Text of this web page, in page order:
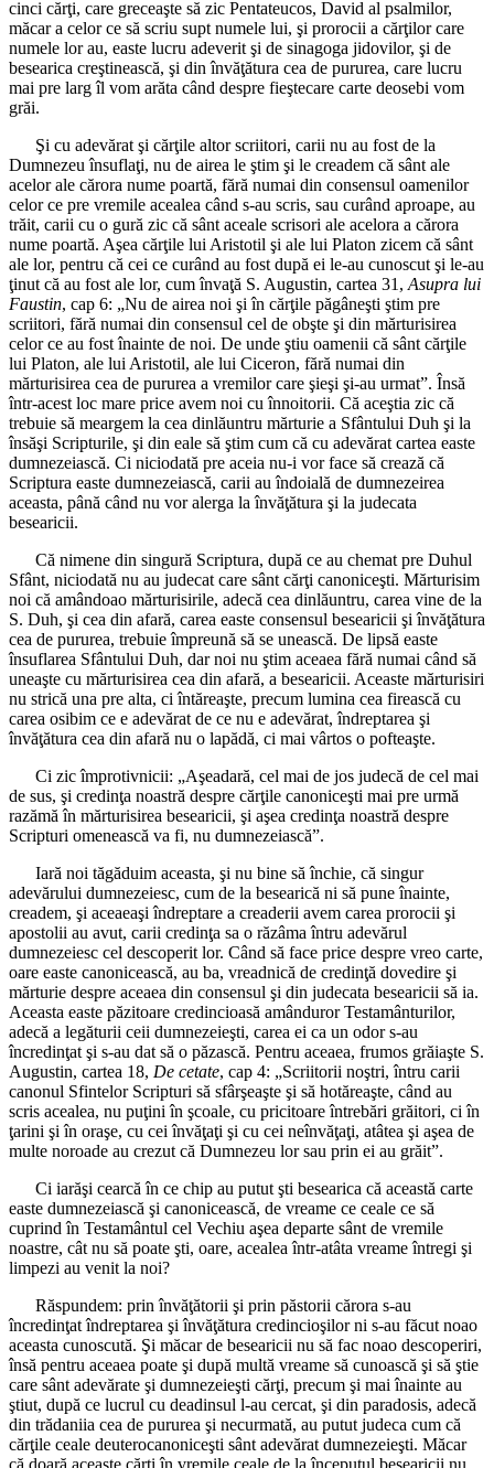
cinci cărţi, care greceaşte să zic Pentateucos, David al psalmilor,
măcar a celor ce să scriu supt numele lui, şi prorocii a cărţilor care
numele lor au, easte lucru adeverit şi de sinagoga jidovilor, şi de
besearica creştinească, şi din învăţătura cea de pururea, care lucru
mai pre larg îl vom arăta când despre fieştecare carte deosebi vom
grăi.
Şi cu adevărat şi cărţile altor scriitori, carii nu au fost de la
Dumnezeu însuflaţi, nu de airea le ştim şi le creadem că sânt ale
acelor ale cărora nume poartă, fără numai din consensul oamenilor
celor ce pre vremile acealea când s-au scris, sau curând aproape, au
trăit, carii cu o gură zic că sânt aceale scrisori ale acelora a cărora
nume poartă. Aşea cărţile lui Aristotil şi ale lui Platon zicem că sânt
ale lor, pentru că cei ce curând au fost după ei le-au cunoscut şi le-au
ţinut că au fost ale lor, cum învaţă S. Augustin, cartea 31, Asupra lui
Faustin, cap 6: „Nu de airea noi şi în cărţile păgâneşti ştim pre
scriitori, fără numai din consensul cel de obşte şi din mărturisirea
celor ce au fost înainte de noi. De unde ştiu oamenii că sânt cărţile
lui Platon, ale lui Aristotil, ale lui Ciceron, fără numai din
mărturisirea cea de pururea a vremilor care şieşi şi-au urmat”. Însă
într-acest loc mare price avem noi cu înnoitorii. Că aceştia zic că
trebuie să meargem la cea dinlăuntru mărturie a Sfântului Duh şi la
însăşi Scripturile, şi din eale să ştim cum că cu adevărat cartea easte
dumnezeiască. Ci niciodată pre aceia nu-i vor face să crează că
Scriptura easte dumnezeiască, carii au îndoială de dumnezeirea
aceasta, până când nu vor alerga la învăţătura şi la judecata
besearicii.
Că nimene din singură Scriptura, după ce au chemat pre Duhul
Sfânt, niciodată nu au judecat care sânt cărţi canoniceşti. Mărturisim
noi că amândoao mărturisirile, adecă cea dinlăuntru, carea vine de la
S. Duh, şi cea din afară, carea easte consensul besearicii şi învăţătura
cea de pururea, trebuie împreună să se unească. De lipsă easte
însuflarea Sfântului Duh, dar noi nu ştim aceaea fără numai când să
uneaşte cu mărturisirea cea din afară, a besearicii. Aceaste mărturisiri
nu strică una pre alta, ci întăreaşte, precum lumina cea firească cu
carea osibim ce e adevărat de ce nu e adevărat, îndreptarea şi
învăţătura cea din afară nu o lapădă, ci mai vârtos o pofteaşte.
Ci zic împrotivnicii: „Aşeadară, cel mai de jos judecă de cel mai
de sus, şi credinţa noastră despre cărţile canoniceşti mai pre urmă
razămă în mărturisirea besearicii, şi aşea credinţa noastră despre
Scripturi omenească va fi, nu dumnezeiască”.
Iară noi tăgăduim aceasta, şi nu bine să închie, că singur
adevărului dumnezeiesc, cum de la besearică ni să pune înainte,
creadem, şi aceaeaşi îndreptare a creaderii avem carea prorocii şi
apostolii au avut, carii credinţa sa o răzâma întru adevărul
dumnezeiesc cel descoperit lor. Când să face price despre vreo carte,
oare easte canonicească, au ba, vreadnică de credinţă dovedire şi
mărturie despre aceaea din consensul şi din judecata besearicii să ia.
Aceasta easte păzitoare credincioasă amânduror Testamânturilor,
adecă a legăturii ceii dumnezeieşti, carea ei ca un odor s-au
încredinţat şi s-au dat să o păzască. Pentru aceaea, frumos grăiaşte S.
Augustin, cartea 18, De cetate, cap 4: „Scriitorii noştri, întru carii
canonul Sfintelor Scripturi să sfârşeaşte şi să hotăreaşte, când au
scris acealea, nu puţini în şcoale, cu pricitoare întrebări grăitori, ci în
ţarini şi în oraşe, cu cei învăţaţi şi cu cei neînvăţaţi, atâtea şi aşea de
multe noroade au crezut că Dumnezeu lor sau prin ei au grăit”.
Ci iarăşi cearcă în ce chip au putut şti besearica că această carte
easte dumnezeiască şi canonicească, de vreame ce ceale ce să
cuprind în Testamântul cel Vechiu aşea departe sânt de vremile
noastre, cât nu să poate şti, oare, acealea într-atâta vreame întregi şi
limpezi au venit la noi?
Răspundem: prin învăţătorii şi prin păstorii cărora s-au
încredinţat îndreptarea şi învăţătura credincioşilor ni s-au făcut noao
aceasta cunoscută. Şi măcar de besearicii nu să fac noao descoperiri,
însă pentru aceaea poate şi după multă vreame să cunoască şi să ştie
care sânt adevărate şi dumnezeieşti cărţi, precum şi mai înainte au
ştiut, după ce lucrul cu deadinsul l-au cercat, şi din paradosis, adecă
din trădaniia cea de pururea şi necurmată, au putut judeca cum că
cărţile ceale deuterocanoniceşti sânt adevărat dumnezeieşti. Măcar